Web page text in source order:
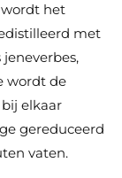
het
met
wordt de
elkaar
gereduceerd
vaten.